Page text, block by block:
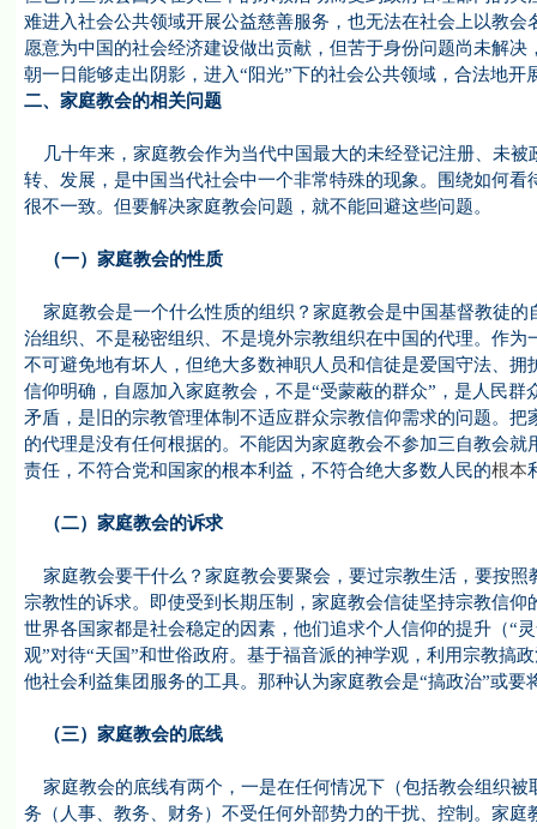
难进入社会公共领域开展公益慈善服务，也无法在社会上以教
愿意为中国的社会经济建设做出贡献，但苦于身份问题尚未解
朝一日能够走出阴影，进入“阳光”下的社会公共领域，合法地开
二、家庭教会的相关问题
几十年来，家庭教会作为当代中国最大的未经登记注册、未
转、发展，是中国当代社会中一个非常特殊的现象。围绕如何
很不一致。但要解决家庭教会问题，就不能回避这些问题。
（一）家庭教会的性质
家庭教会是一个什么性质的组织？家庭教会是中国基督教徒
治组织、不是秘密组织、不是境外宗教组织在中国的代理。作
不可避免地有坏人，但绝大多数神职人员和信徒是爱国守法、
信仰明确，自愿加入家庭教会，不是“受蒙蔽的群众”，是人民
矛盾，是旧的宗教管理体制不适应群众宗教信仰需求的问题。
的代理是没有任何根据的。不能因为家庭教会不参加三自教会
责任，不符合党和国家的根本利益，不符合绝大多数人民的根本
（二）家庭教会的诉求
家庭教会要干什么？家庭教会要聚会，要过宗教生活，要按
宗教性的诉求。即使受到长期压制，家庭教会信徒坚持宗教信
世界各国家都是社会稳定的因素，他们追求个人信仰的提升（“
观”对待“天国”和世俗政府。基于福音派的神学观，利用宗教搞
他社会利益集团服务的工具。那种认为家庭教会是“搞政治”或
（三）家庭教会的底线
家庭教会的底线有两个，一是在任何情况下（包括教会组织
务（人事、教务、财务）不受任何外部势力的干扰、控制。家